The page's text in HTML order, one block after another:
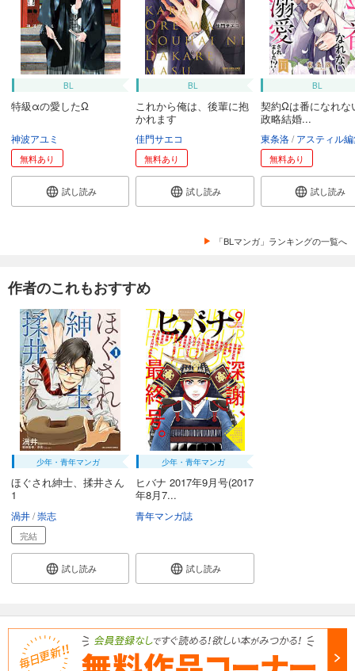
BL
特級αの愛したΩ
神波アユミ
無料あり
試し読み
BL
これから俺は、後輩に抱
かれます
佳門サエコ
無料あり
試し読み
BL
契約Ωは番になれな
政略結婚...
東条洛 アスティル
無料あり
試し読み
「BLマンガ」ランキングの一覧へ
作者のこれもおすすめ
少年・青年マンガ
ほぐされ紳士、揉井さん
1
渦井 崇志
完結
試し読み
少年・青年マンガ
ヒバナ 2017年9月号(2017
年8月7...
青年マンガ誌
試し読み